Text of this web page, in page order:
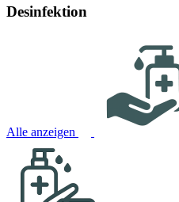
Desinfektion
Alle anzeigen